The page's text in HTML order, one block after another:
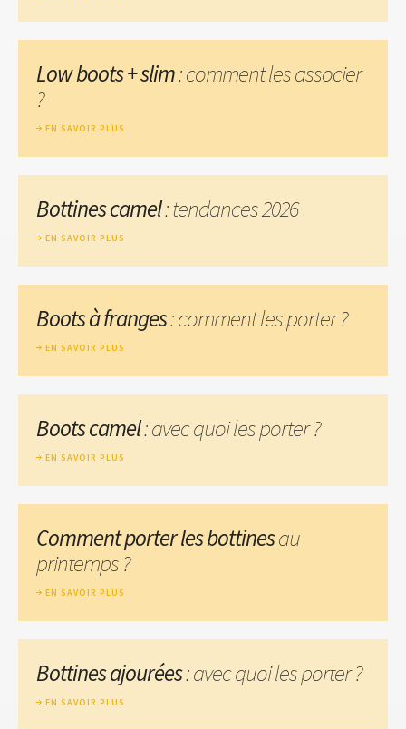
Low boots + slim: comment les associer
?
EN SAVOIR PLUS
Bottines camel: tendances 2026
EN SAVOIR PLUS
Boots à franges: comment les porter ?
EN SAVOIR PLUS
Boots camel: avec quoi les porter ?
EN SAVOIR PLUS
Comment porter les bottinesau
printemps ?
EN SAVOIR PLUS
Bottines ajourées: avec quoi les porter ?
EN SAVOIR PLUS